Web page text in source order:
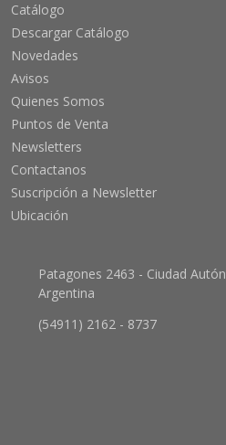
Catálogo
Descargar Catálogo
Novedades
Avisos
Quienes Somos
Puntos de Venta
Newsletters
Contactanos
Suscripción a Newsletter
Ubicación
Patagones 2463 - Ciudad
Argentina
(54911) 2162 - 8737